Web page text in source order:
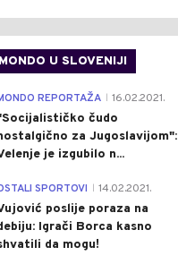
MONDO U SLOVENIJI
REPORTAŽA 16.02.2021.
čudo
za Jugoslavijom":
je izgubilo n...
SPORTOVI 14.02.2021.
poslije poraza na
Igrači Borca kasno
da mogu!